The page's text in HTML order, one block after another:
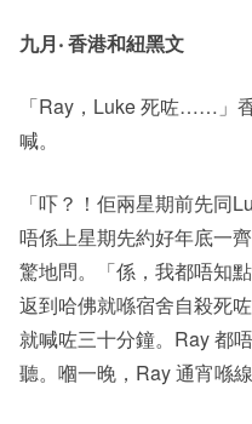
九月‧ 香港和紐黑文
「Ray，Luke 死咗……」
喊。
「吓？！佢兩星期前先同
唔係上星期先約好年底一
驚地問。「係，我都唔知
返到哈佛就喺宿舍自殺死咗
就喊咗三十分鐘。Ray 都
聽。嗰一晚，Ray 通宵喺線